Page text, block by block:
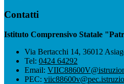
Contatti
Istituto Comprensivo Statale
Via Bertacchi 14, 36012
Tel: 0424 64292
Email:
PEC: